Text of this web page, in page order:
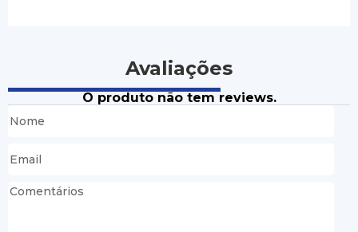
Avaliações
O produto não tem reviews.